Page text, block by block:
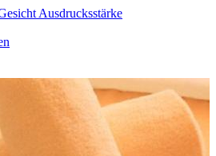
Ausdrucksstärke